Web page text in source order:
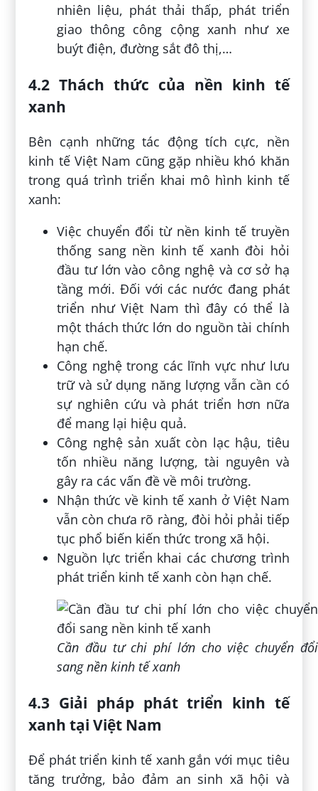
nhiên liệu, phát thải thấp, phát triển
giao thông công cộng xanh như xe
buýt điện, đường sắt đô thị,…
4.2 Thách thức của nền kinh tế
xanh
Bên cạnh những tác động tích cực, nền
kinh tế Việt Nam cũng gặp nhiều khó khăn
trong quá trình triển khai mô hình kinh tế
xanh:
Việc chuyển đổi từ nền kinh tế truyền
thống sang nền kinh tế xanh đòi hỏi
đầu tư lớn vào công nghệ và cơ sở hạ
tầng mới. Đối với các nước đang phát
triển như Việt Nam thì đây có thể là
một thách thức lớn do nguồn tài chính
hạn chế.
Công nghệ trong các lĩnh vực như lưu
trữ và sử dụng năng lượng vẫn cần có
sự nghiên cứu và phát triển hơn nữa
để mang lại hiệu quả.
Công nghệ sản xuất còn lạc hậu, tiêu
tốn nhiều năng lượng, tài nguyên và
gây ra các vấn đề về môi trường.
Nhận thức về kinh tế xanh ở Việt Nam
vẫn còn chưa rõ ràng, đòi hỏi phải tiếp
tục phổ biến kiến thức trong xã hội.
Nguồn lực triển khai các chương trình
phát triển kinh tế xanh còn hạn chế.
Cần đầu tư chi phí lớn cho việc chuyển đổi
sang nền kinh tế xanh
4.3 Giải pháp phát triển kinh tế
xanh tại Việt Nam
Để phát triển kinh tế xanh gắn với mục tiêu
tăng trưởng, bảo đảm an sinh xã hội và